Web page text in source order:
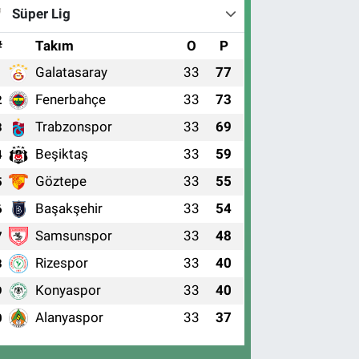
Süper Lig
Takım O P
Galatasaray 33 77
Fenerbahçe 33 73
Trabzonspor 33 69
Beşiktaş 33 59
Göztepe 33 55
Başakşehir 33 54
Samsunspor 33 48
Rizespor 33 40
Konyaspor 33 40
Alanyaspor 33 37